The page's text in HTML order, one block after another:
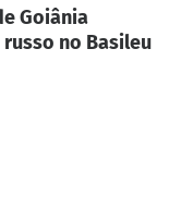
Goiânia
no Basileu